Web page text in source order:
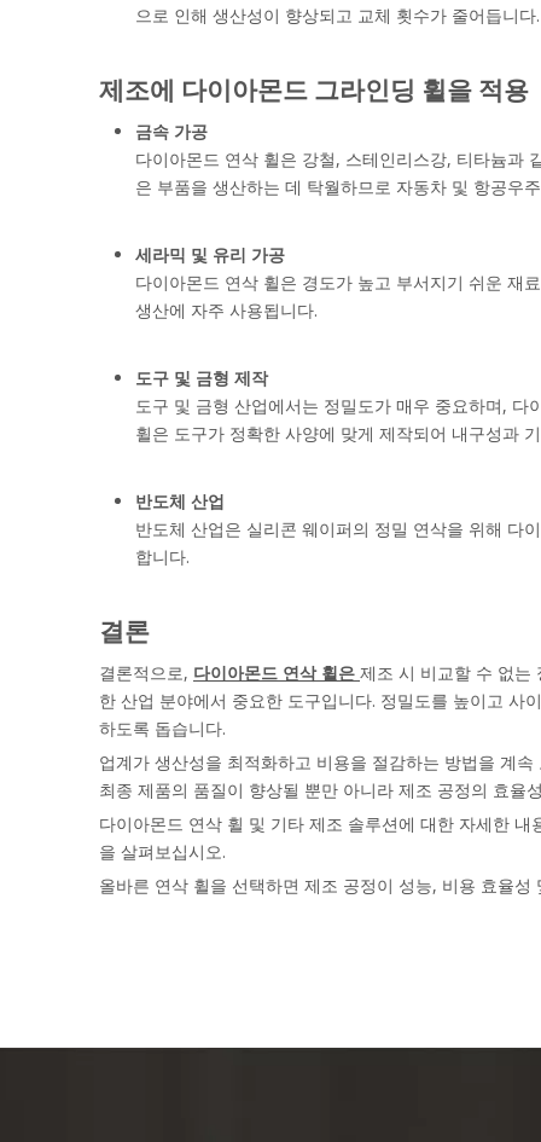
으로 인해 생산성이 향상되고 교체 횟수가 줄어듭니
제조에 다이아몬드 그라인딩 휠을 적용
금속 가공
다이아몬드 연삭 휠은 강철, 스테인리스강, 티타늄과
은 부품을 생산하는 데 탁월하므로 자동차 및 항공우
세라믹 및 유리 가공
다이아몬드 연삭 휠은 경도가 높고 부서지기 쉬운 재
생산에 자주 사용됩니다.
도구 및 금형 제작
도구 및 금형 산업에서는 정밀도가 매우 중요하며,
휠은 도구가 정확한 사양에 맞게 제작되어 내구성과
반도체 산업
반도체 산업은 실리콘 웨이퍼의 정밀 연삭을 위해 다
합니다.
결론
결론적으로, 다이아몬드 연삭 휠은 제조 시 비교할 수 없는
한 산업 분야에서 중요한 도구입니다. 정밀도를 높이고 사
하도록 돕습니다.
업계가 생산성을 최적화하고 비용을 절감하는 방법을 계
최종 제품의 품질이 향상될 뿐만 아니라 제조 공정의 효율
다이아몬드 연삭 휠 및 기타 제조 솔루션에 대한 자세한
을 살펴보십시오.
올바른 연삭 휠을 선택하면 제조 공정이 성능, 비용 효율